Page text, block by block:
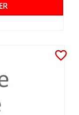
favorite_border